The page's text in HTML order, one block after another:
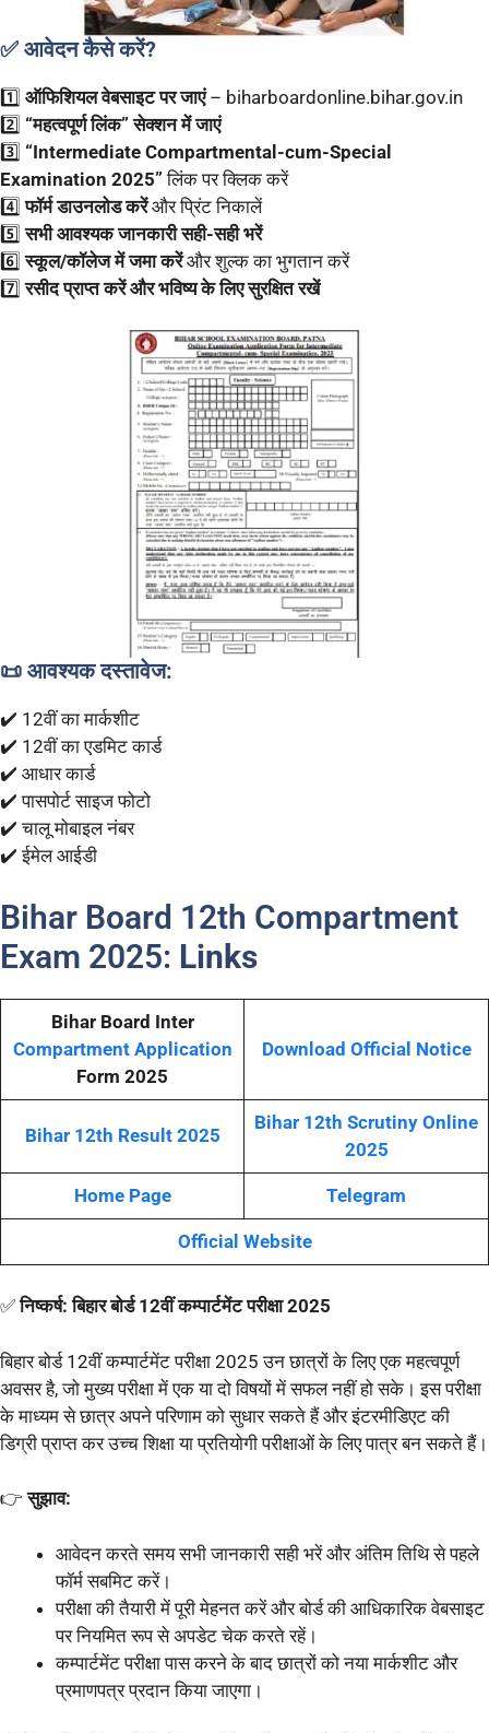
✅ आवेदन कैसे करें?
1️⃣ ऑफिशियल वेबसाइट पर जाएं– biharboardonline.bihar.gov.in
2️⃣ “महत्वपूर्ण लिंक” सेक्शन में जाएं
3️⃣ “Intermediate Compartmental-cum-Special
Examination 2025” लिंक पर क्लिक करें
4️⃣फॉर्म डाउनलोड करेंऔर प्रिंट निकालें
5️⃣सभी आवश्यक जानकारी सही-सही भरें
6️⃣स्कूल/कॉलेज में जमा करेंऔर शुल्क का भुगतान करें
7️⃣रसीद प्राप्त करें और भविष्य के लिए सुरक्षित रखें
📜 आवश्यक दस्तावेज:
✔️ 12वीं का मार्कशीट
✔️ 12वीं का एडमिट कार्ड
✔️ आधार कार्ड
✔️ पासपोर्ट साइज फोटो
✔️ चालू मोबाइल नंबर
✔️ ईमेल आईडी
Bihar Board 12th Compartment
Exam 2025: Links
Bihar Board Inter
Compartment Application
Form 2025
Download Official Notice
Bihar 12th Result 2025
Bihar 12th Scrutiny Online
2025
Home Page Telegram
Official Website
✅निष्कर्ष: बिहार बोर्ड 12वीं कम्पार्टमेंट परीक्षा 2025
बिहार बोर्ड 12वीं कम्पार्टमेंट परीक्षा 2025 उन छात्रों के लिए एक महत्वपूर्ण
अवसर है, जो मुख्य परीक्षा में एक या दो विषयों में सफल नहीं हो सके। इस परीक्षा
के माध्यम से छात्र अपने परिणाम को सुधार सकते हैं और इंटरमीडिएट की
डिग्री प्राप्त कर उच्च शिक्षा या प्रतियोगी परीक्षाओं के लिए पात्र बन सकते हैं।
👉सुझाव:
आवेदन करते समय सभी जानकारी सही भरें और अंतिम तिथि से पहले
फॉर्म सबमिट करें।
परीक्षा की तैयारी में पूरी मेहनत करें और बोर्ड की आधिकारिक वेबसाइट
पर नियमित रूप से अपडेट चेक करते रहें।
कम्पार्टमेंट परीक्षा पास करने के बाद छात्रों को नया मार्कशीट और
प्रमाणपत्र प्रदान किया जाएगा।